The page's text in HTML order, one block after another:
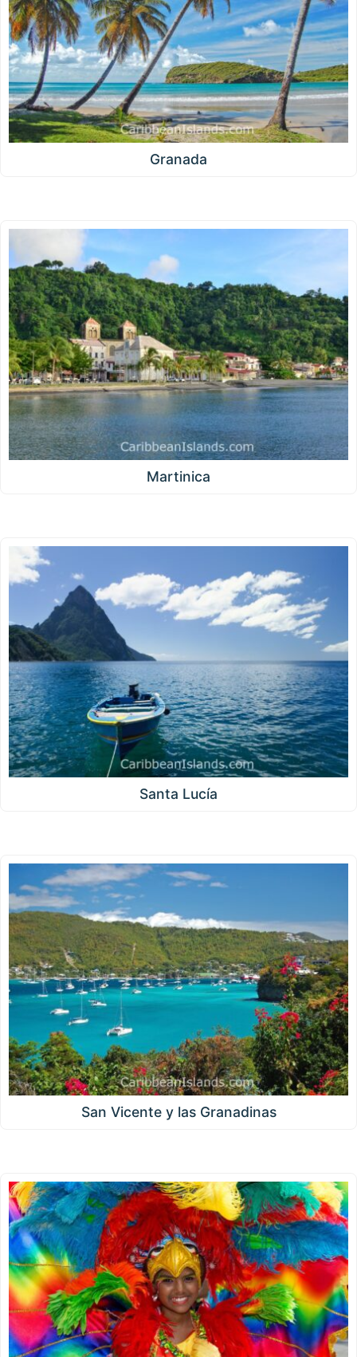
Granada
Martinica
Santa Lucía
San Vicente y las Granadinas